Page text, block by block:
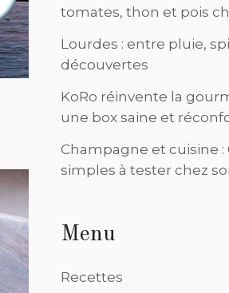
tomates, thon et pois
Lourdes : entre pluie,
découvertes
KoRo réinvente la
une box saine et
Champagne et cuisine :
simples à tester chez soi
Menu
Recettes